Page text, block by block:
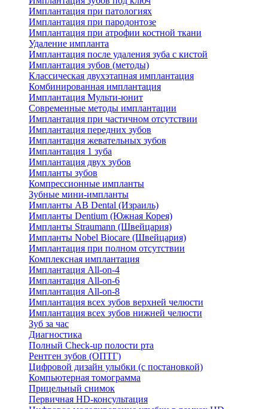
Имплантация при патологиях
Имплантация при пародонтозе
Имплантация при атрофии костной ткани
Удаление импланта
Имплантация после удаления зуба с кистой
Имплантация зубов (методы)
Классическая двухэтапная имплантация
Комбинированная имплантация
Имплантация Мульти-юнит
Современные методы имплантации
Имплантация при частичном отсутствии
Имплантация передних зубов
Имплантация жевательных зубов
Имплантация 1 зуба
Имплантация двух зубов
Импланты зубов
Компрессионные импланты
Зубные мини-импланты
Импланты AB Dental (Израиль)
Импланты Dentium (Южная Корея)
Импланты Straumann (Швейцария)
Импланты Nobel Biocare (Швейцария)
Имплантация при полном отсутствии
Комплексная имплантация
Имплантация All-on-4
Имплантация All-on-6
Имплантация All-on-8
Имплантация всех зубов верхней челюсти
Имплантация всех зубов нижней челюсти
Зуб за час
Диагностика
Полный Check-up полости рта
Рентген зубов (ОПТГ)
Цифровой дизайн улыбки (с постановкой)
Компьютерная томограмма
Прицельный снимок
Первичная HD-консультация